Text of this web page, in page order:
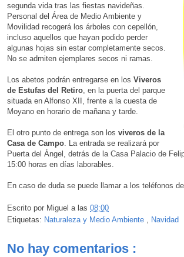
segunda vida tras las fiestas navideñas.
Personal del Área de Medio Ambiente y
Movilidad recogerá los árboles con cepellón,
incluso aquellos que hayan podido perder
algunas hojas sin estar completamente secos.
No se admiten ejemplares secos ni ramas.
Los abetos podrán entregarse en los Viveros
de Estufas del Retiro , en la puerta del parque
situada en Alfonso XII, frente a la cuesta de
Moyano en horario de mañana y tarde.
El otro punto de entrega son los viveros de la
Casa de Campo . La entrada se realizará por
Puerta del Ángel, detrás de la Casa Palacio de
15:00 horas en días laborables.
En caso de duda se puede llamar a los teléfonos
Escrito por Miguel a las 08:00
Etiquetas: Naturaleza y Medio Ambiente , Navidad
No hay comentarios :